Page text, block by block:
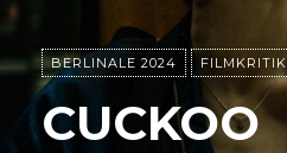
BERLINALE 2024 FILMKRITIK
CUCKOO